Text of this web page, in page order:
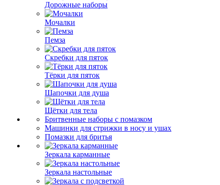
Дорожные наборы
Мочалки
Пемза
Скребки для пяток
Тёрки для пяток
Шапочки для душа
Щётки для тела
Бритвенные наборы с помазком
Машинки для стрижки в носу и ушах
Помазки для бритья
Зеркала карманные
Зеркала настольные